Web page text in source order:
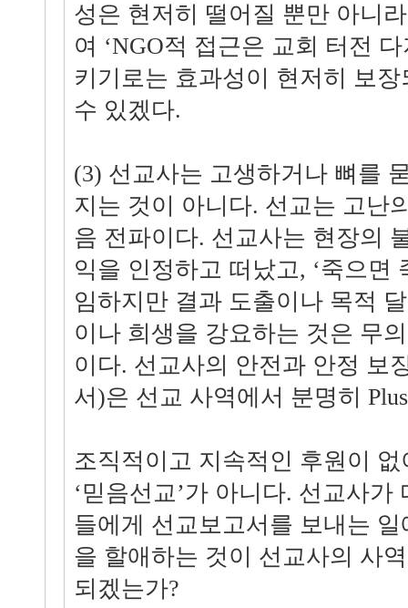
성은 현저히 떨어질 뿐만 아니
여 ‘NGO적 접근은 교회 터전
키기로는 효과성이 현저히 보장
수 있겠다.
(3) 선교사는 고생하거나 뼈를
지는 것이 아니다. 선교는 고난
음 전파이다. 선교사는 현장의
익을 인정하고 떠났고, ‘죽으면
임하지만 결과 도출이나 목적
이나 희생을 강요하는 것은 무
이다. 선교사의 안전과 안정 보
서)은 선교 사역에서 분명히
조직적이고 지속적인 후원이
‘믿음선교’가 아니다. 선교사가
들에게 선교보고서를 보내는
을 할애하는 것이 선교사의 사
되겠는가?